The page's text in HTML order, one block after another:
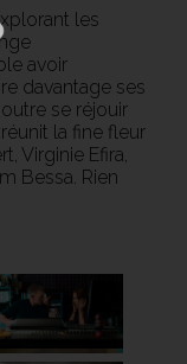
les
avoir
davantage ses
se réjouir
la fine fleur
Virginie Efira,
Bessa. Rien